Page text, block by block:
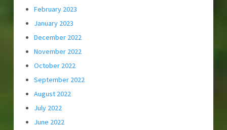
February 2023
January 2023
December 2022
November 2022
October 2022
September 2022
August 2022
July 2022
June 2022